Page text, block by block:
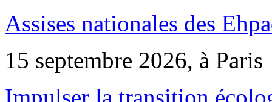
Assises nationales des
15 septembre 2026, à Paris